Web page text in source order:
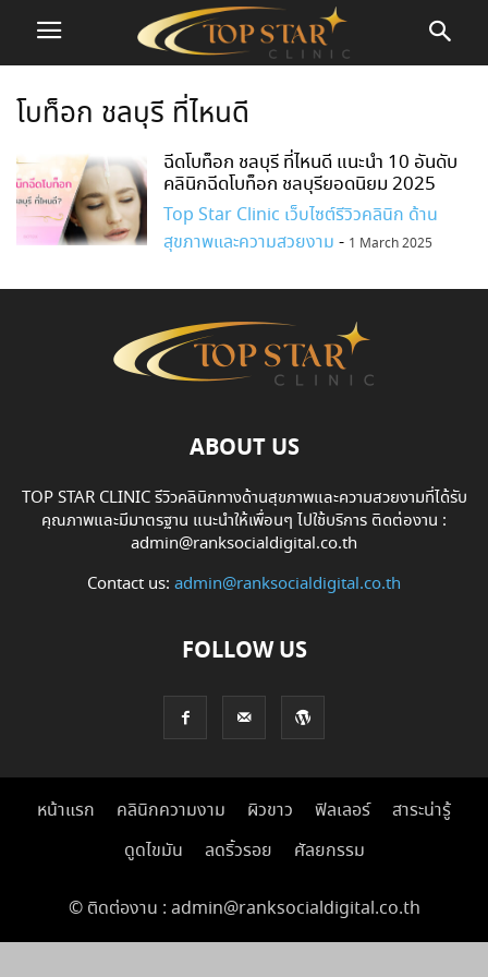
โบท็อก ชลบุรี ที่ไหนดี
ฉีดโบท็อก ชลบุรี ที่ไหนดี แนะนำ 10 อันดับ
คลินิกฉีดโบท็อก ชลบุรียอดนิยม 2025
Top Star Clinic เว็บไซต์รีวิวคลินิก ด้าน
สุขภาพและความสวยงาม - 1 March 2025
ABOUT US
TOP STAR CLINIC รีวิวคลินิกทางด้านสุขภาพและความสวยงามที่ได้รับ
คุณภาพและมีมาตรฐาน แนะนำให้เพื่อนๆ ไปใช้บริการ ติดต่องาน :
admin@ranksocialdigital.co.th
Contact us: admin@ranksocialdigital.co.th
FOLLOW US
หน้าแรก คลินิกความงาม ผิวขาว ฟิลเลอร์
สาระน่ารู้
ดูดไขมัน
ลดริ้วรอย ศัลยกรรม
© ติดต่องาน : admin@ranksocialdigital.co.th